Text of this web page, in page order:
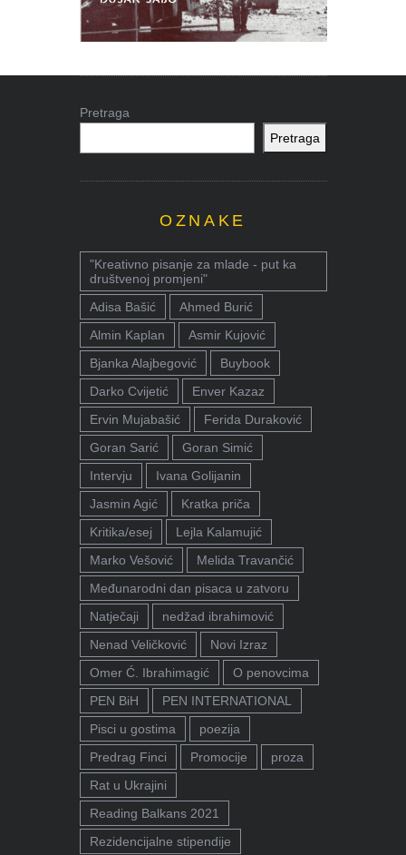
Pretraga
Pretraga
OZNAKE
"Kreativno pisanje za mlade - put ka
društvenoj promjeni"
Adisa Bašić
Ahmed Burić
Almin Kaplan
Asmir Kujović
Bjanka Alajbegović
Buybook
Darko Cvijetić
Enver Kazaz
Ervin Mujabašić
Ferida Duraković
Goran Sarić
Goran Simić
Intervju
Ivana Golijanin
Jasmin Agić
Kratka priča
Kritika/esej
Lejla Kalamujić
Marko Vešović
Melida Travančić
Međunarodni dan pisaca u zatvoru
Natječaji
nedžad ibrahimović
Nenad Veličković
Novi Izraz
Omer Ć. Ibrahimagić
O penovcima
PEN BiH
PEN INTERNATIONAL
Pisci u gostima
poezija
Predrag Finci
Promocije
proza
Rat u Ukrajini
Reading Balkans 2021
Rezidencijalne stipendije